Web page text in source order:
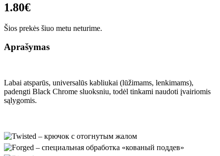
1.80€
Šios prekės šiuo metu neturime.
Aprašymas
Labai atsparūs, universalūs kabliukai (lūžimams, lenkimams),
padengti Black Chrome sluoksniu, todėl tinkami naudoti įvairiomis
sąlygomis.